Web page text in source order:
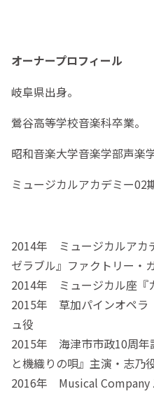
オーナープロフィール
岐阜県出身。
鶯谷高等学校音楽科卒業。
昭和音楽大学音楽学部声楽
ミュージカルアカデミー02
2014年 ミュージカルアカ
ゼラブル』ファクトリー・
2014年 ミュージカル座『
2015年 草加パインオペラ
ュ役
2015年 海津市市政10周年
と機織りの唄』主演・志乃
2016年 Musical Company